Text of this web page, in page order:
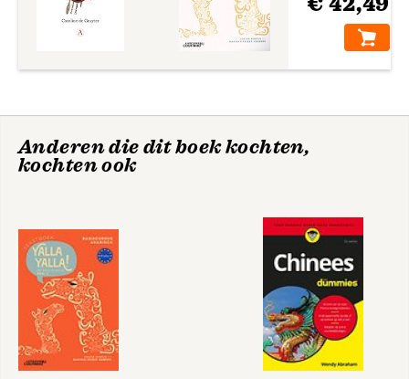
Zondagskinderen
Beter wordt het niet
Anderen die dit boek kochten,
kochten ook